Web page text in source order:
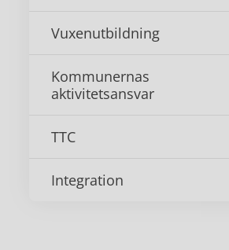
Vuxenutbildning
Kommunernas
aktivitetsansvar
TTC
Integration